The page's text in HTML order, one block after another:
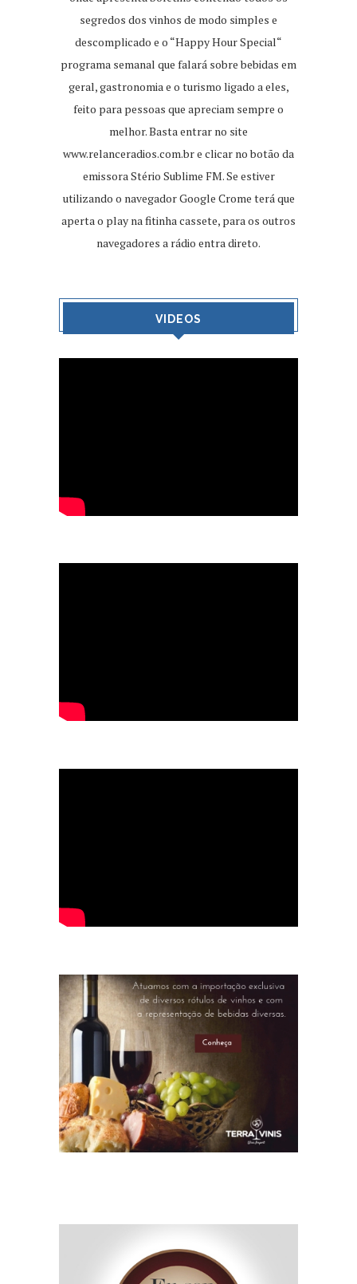
segredos dos vinhos de modo simples e
descomplicado e o “Happy Hour Special“
programa semanal que falará sobre bebidas em
geral, gastronomia e o turismo ligado a eles,
feito para pessoas que apreciam sempre o
melhor. Basta entrar no site
www.relanceradios.com.bre clicar no botão da
emissora Stério Sublime FM. Se estiver
utilizando o navegador Google Crome terá que
aperta o play na fitinha cassete, para os outros
navegadores a rádio entra direto.
VIDEOS